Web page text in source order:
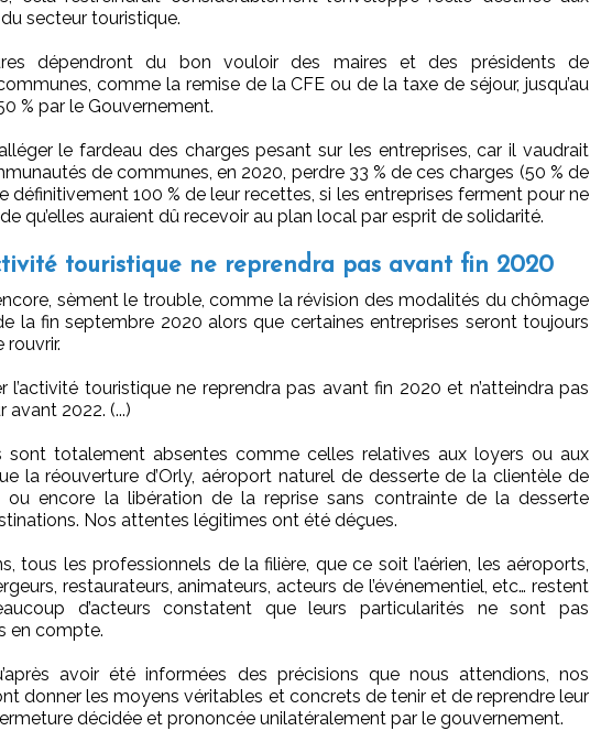
secteur touristique.
dépendront du bon vouloir des maires et des présidents de
comme la remise de la CFE ou de la taxe de séjour, jusqu’au
% par le Gouvernement.
le fardeau des charges pesant sur les entreprises, car il vaudrait
de communes, en 2020, perdre 33 % de ces charges (50 % de
définitivement 100 % de leur recettes, si les entreprises ferment pour ne
qu’elles auraient dû recevoir au plan local par esprit de solidarité.
touristique ne reprendra pas avant fin 2020
sèment le trouble, comme la révision des modalités du chômage
la fin septembre 2020 alors que certaines entreprises seront toujours
rouvrir.
l’activité touristique ne reprendra pas avant fin 2020 et n’atteindra pas
avant 2022. (...)
sont totalement absentes comme celles relatives aux loyers ou aux
la réouverture d’Orly, aéroport naturel de desserte de la clientèle de
ou encore la libération de la reprise sans contrainte de la desserte
Nos attentes légitimes ont été déçues.
tous les professionnels de la filière, que ce soit l’aérien, les aéroports,
restaurateurs, animateurs, acteurs de l’événementiel, etc… restent
d’acteurs constatent que leurs particularités ne sont pas
en compte.
avoir été informées des précisions que nous attendions, nos
donner les moyens véritables et concrets de tenir et de reprendre leur
décidée et prononcée unilatéralement par le gouvernement.